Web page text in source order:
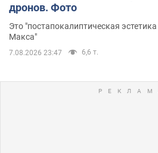
дронов. Фото
Это "постапокалиптическая
Макса"
7.08.2026 23:47 6,6 т.